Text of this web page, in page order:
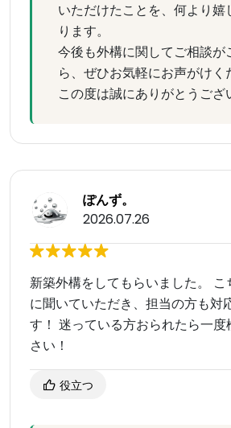
いただけたことを、何より嬉
ります。
今後も外構に関してご相談が
ら、ぜひお気軽にお声がけく
この度は誠にありがとうござ
ぽんず。
2026.07.26
新築外構をしてもらいました。
に聞いていただき、担当の方も対
す！ 迷っている方おられたら一
さい！
役立つ